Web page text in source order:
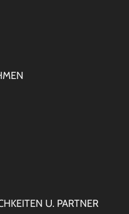
U. PARTNER